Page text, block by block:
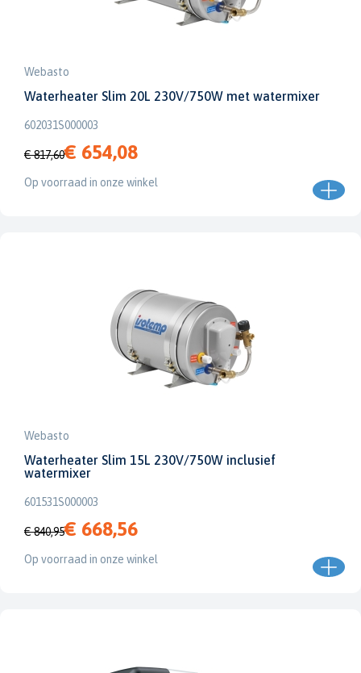
Webasto
Waterheater Slim 20L 230V/750W met watermixer
602031S000003
€ 817,60€ 654,08
Op voorraad in onze winkel
Webasto
Waterheater Slim 15L 230V/750W inclusief
watermixer
601531S000003
€ 840,95€ 668,56
Op voorraad in onze winkel